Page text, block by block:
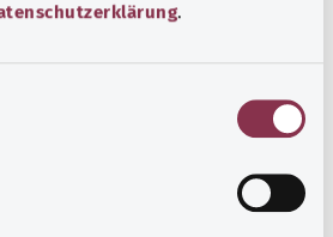
.
Wort für Seele. Im
eines Menschen gemeint.